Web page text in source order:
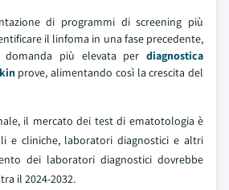
di programmi di screening più
il linfoma in una fase precedente,
più elevata per diagnostica
prove, alimentando così la crescita del
il mercato dei test di ematotologia è
e cliniche, laboratori diagnostici e altri
dei laboratori diagnostici dovrebbe
il 2024-2032.